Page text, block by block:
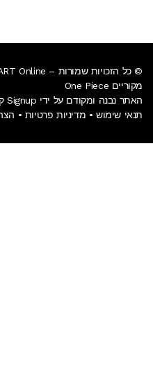
מקוריים One Piece
האתר נבנה ומקודם על ידי Signup קידום אתרים.
תנאי שימוש • מדיניות פרטיות •